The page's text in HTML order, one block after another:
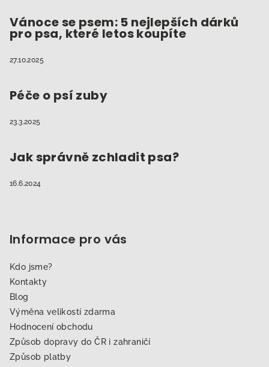
Vánoce se psem: 5 nejlepších dárků
pro psa, které letos koupíte
27.10.2025
Péče o psí zuby
23.3.2025
Jak správně zchladit psa?
16.6.2024
Informace pro vás
Kdo jsme?
Kontakty
Blog
Výměna velikostí zdarma
Hodnocení obchodu
Způsob dopravy do ČR i zahraničí
Způsob platby